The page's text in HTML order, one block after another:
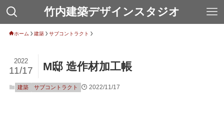
竹内建築デザインスタジオ
ホーム 建築 サブコントラクト
M邸 造作材加工帳
2022
11/17
建築 サブコントラクト 2022/11/17